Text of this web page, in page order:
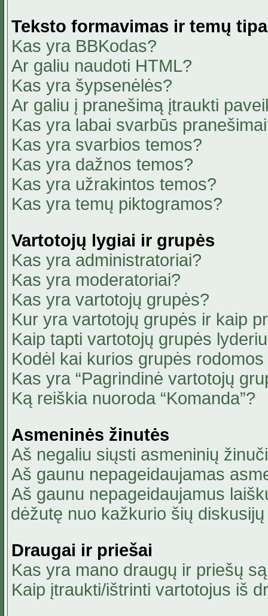
Teksto formavimas ir temų
Kas yra BBKodas?
Ar galiu naudoti HTML?
Kas yra šypsenėlės?
Ar galiu į pranešimą įtraukti
Kas yra labai svarbūs
Kas yra svarbios temos?
Kas yra dažnos temos?
Kas yra užrakintos temos?
Kas yra temų piktogramos?
Vartotojų lygiai ir grupės
Kas yra administratoriai?
Kas yra moderatoriai?
Kas yra vartotojų grupės?
Kur yra vartotojų grupės ir kaip
Kaip tapti vartotojų grupės
Kodėl kai kurios grupės
Kas yra “Pagrindinė vartotojų
Ką reiškia nuoroda “Komanda”?
Asmeninės žinutės
Aš negaliu siųsti asmeninių
Aš gaunu nepageidaujamas
Aš gaunu nepageidaujamus
dėžutę nuo kažkurio šių
Draugai ir priešai
Kas yra mano draugų ir priešų
Kaip įtraukti/ištrinti vartotojus iš